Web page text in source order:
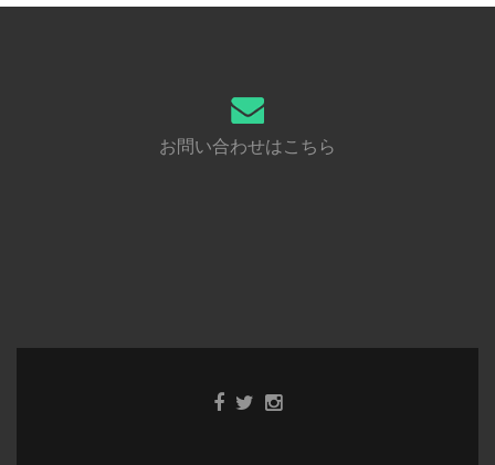
お問い合わせはこちら